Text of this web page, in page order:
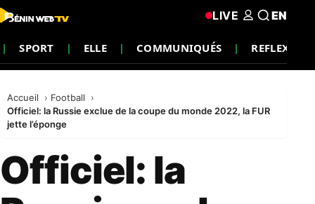
SPORT ELLE COMMUNIQUÉS REFLEXION
LIVE EN
Accueil
Football
Officiel: la Russie exclue de la coupe du monde 2022, la FUR
jette l’éponge
Officiel: la